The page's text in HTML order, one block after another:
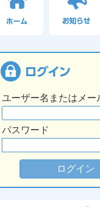
ユーザー名またはメー
パスワード